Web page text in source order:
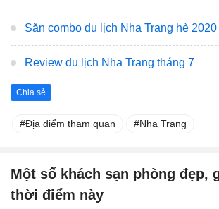
Săn combo du lịch Nha Trang hè
Review du lịch Nha Trang tháng 7
Chia sẻ
Địa điểm tham quan Nha Trang
Một số khách sạn phòng đẹp,
thời điểm này